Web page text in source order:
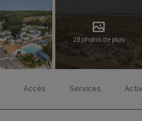
28 photos de plus
Accès Services